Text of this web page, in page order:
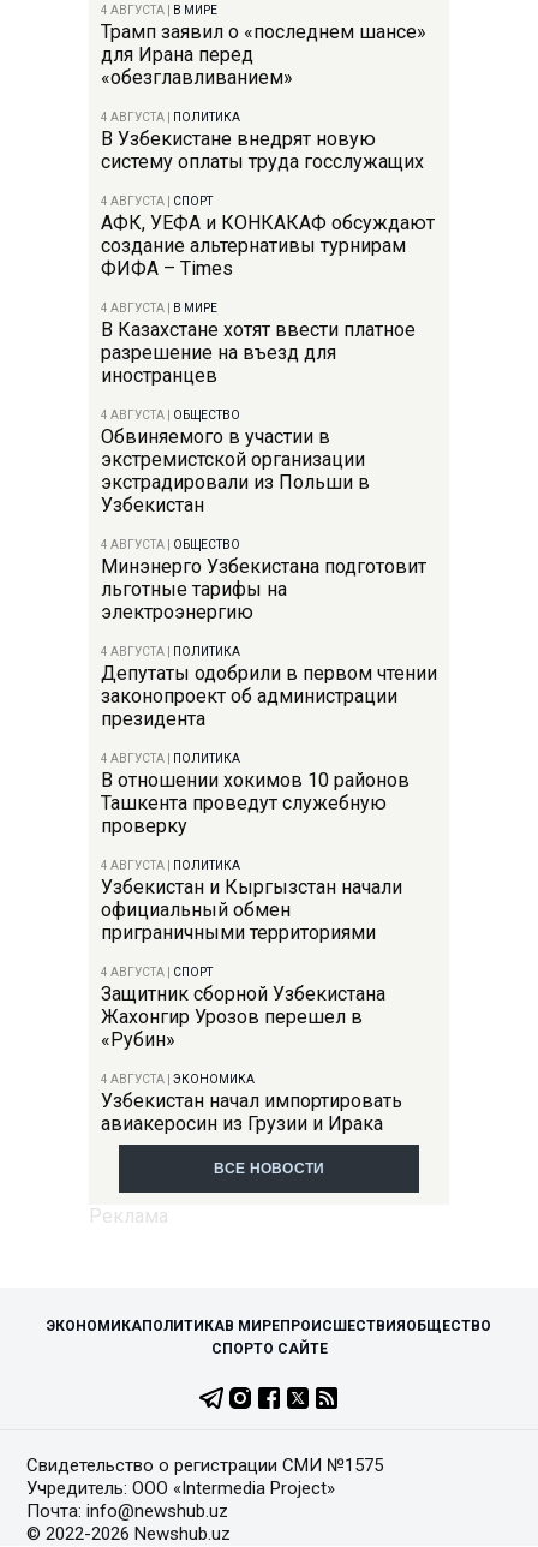
4 АВГУСТА В МИРЕ
Трамп заявил о «последнем шансе»
для Ирана перед
«обезглавливанием»
4 АВГУСТА ПОЛИТИКА
В Узбекистане внедрят новую
систему оплаты труда госслужащих
4 АВГУСТА СПОРТ
АФК, УЕФА и КОНКАКАФ обсуждают
создание альтернативы турнирам
ФИФА – Times
4 АВГУСТА В МИРЕ
В Казахстане хотят ввести платное
разрешение на въезд для
иностранцев
4 АВГУСТА ОБЩЕСТВО
Обвиняемого в участии в
экстремистской организации
экстрадировали из Польши в
Узбекистан
4 АВГУСТА ОБЩЕСТВО
Минэнерго Узбекистана подготовит
льготные тарифы на
электроэнергию
4 АВГУСТА ПОЛИТИКА
Депутаты одобрили в первом чтении
законопроект об администрации
президента
4 АВГУСТА ПОЛИТИКА
В отношении хокимов 10 районов
Ташкента проведут служебную
проверку
4 АВГУСТА ПОЛИТИКА
Узбекистан и Кыргызстан начали
официальный обмен
приграничными территориями
4 АВГУСТА СПОРТ
Защитник сборной Узбекистана
Жахонгир Урозов перешел в
«Рубин»
4 АВГУСТА ЭКОНОМИКА
Узбекистан начал импортировать
авиакеросин из Грузии и Ирака
ВСЕ НОВОСТИ
ЭКОНОМИКАПОЛИТИКАВ МИРЕПРОИСШЕСТВИЯОБЩЕСТВО
СПОРТО САЙТЕ
Свидетельство о регистрации СМИ №1575
Учредитель: ООО «Intermedia Project»
Почта: info@newshub.uz
© 2022-2026 Newshub.uz